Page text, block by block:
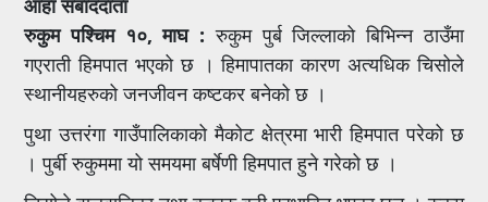
रुकुम पश्चिम १०, माघ :रुकुम पुर्ब जिल्लाको बिभिन्न ठाउँमा
गएराती हिमपात भएको छ । हिमापातका कारण अत्यधिक चिसोले
स्थानीयहरुको जनजीवन कष्टकर बनेको छ ।
पुथा उत्तरंगा गाउँपालिकाको मैकोट क्षेत्रमा भारी हिमपात परेको छ
। पुर्बी रुकुममा यो समयमा बर्षेणी हिमपात हुने गरेको छ ।